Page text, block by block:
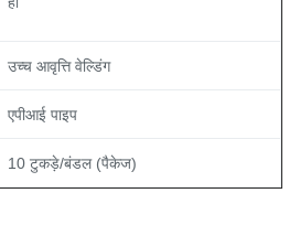
उच्च आवृत्ति वेल्डिंग
एपीआई पाइप
10 टुकड़े/बंडल (पैकेज)